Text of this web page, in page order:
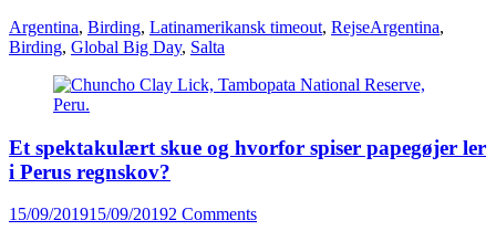
Categories
Argentina, Birding, Latinamerikansk timeout, RejseTags
Argentina,
Birding, Global Big Day, Salta
Et spektakulært skue og hvorfor spiser papegøjer ler
i Perus regnskov?
Posted
15/09/201915/09/20192 Comments